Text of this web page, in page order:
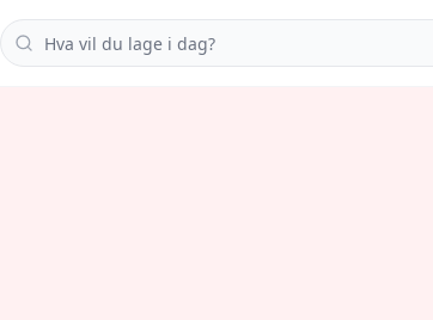
Søk i oppskrifter